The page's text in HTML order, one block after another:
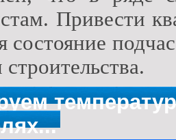
Привести
состояние